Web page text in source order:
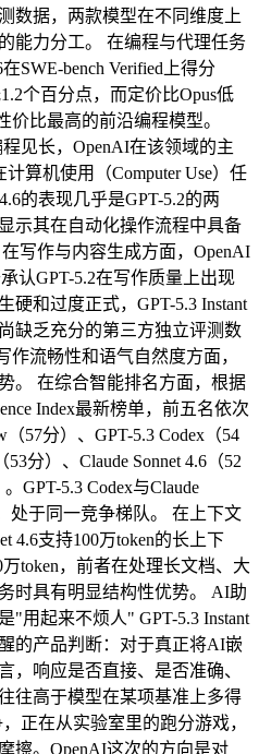
数据，两款模型在不同维度上
能力分工。 在编程与代理任务
SWE-bench Verified上得分
个百分点，而定价比Opus低
价比最高的前沿编程模型。
程见长，OpenAI在该领域的主
计算机使用（Computer Use）任
的表现几乎是GPT-5.2的两
示其在自动化操作流程中具备
写作与内容生成方面，OpenAI
认GPT-5.2在写作质量上出现
硬和过度正式，GPT-5.3 Instant
缺乏充分的第三方独立评测数
作流畅性和语气自然度方面，
。 在综合智能排名方面，根据
Index最新榜单，前五名依次
（57分）、GPT-5.3 Codex（54
53分）、Claude Sonnet 4.6（52
GPT-5.3 Codex与Claude
处于同一竞争梯队。 在上下文
4.6支持100万token的长上下
万token，前者在处理长文档、大
时具有明显结构性优势。 AI助
"用起来不烦人" GPT-5.3 Instant
的产品判断：对于真正将AI嵌
，响应是否直接、是否准确、
往高于模型在某项基准上多得
正在从实验室里的跑分游戏，
擦。OpenAI这次的方向是对